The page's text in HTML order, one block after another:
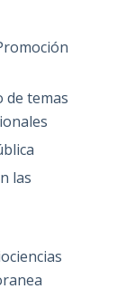
de temas
las